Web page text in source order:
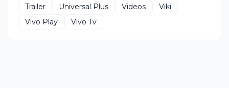
Trailer Universal Plus Videos
Viki
Vivo Play
Vivo Tv